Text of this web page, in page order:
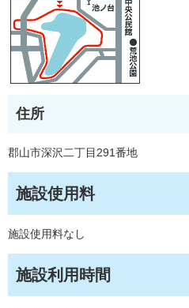
住所
郡山市深沢二丁目291番地
施設使用料
施設使用料なし
施設利用時間